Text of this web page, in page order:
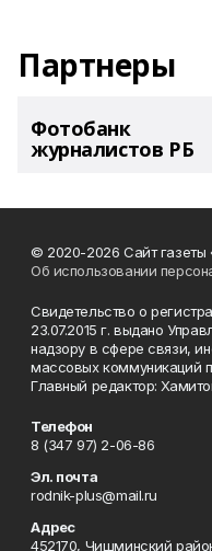
Партнеры
Фотобанк
журналистов РБ
© 2020-2026 Сайт
Об использовании
Свидетельство о
23.07.2015 г. выдано
надзору в сфере связи,
массовых коммуникаций
Главный редактор:
Телефон
8 (347 97) 2-06-86
Эл. почта
rodnik-plus@mail.ru
Адрес
452170, Чишминский